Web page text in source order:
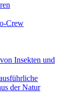
Crew
Insekten und
der Natur